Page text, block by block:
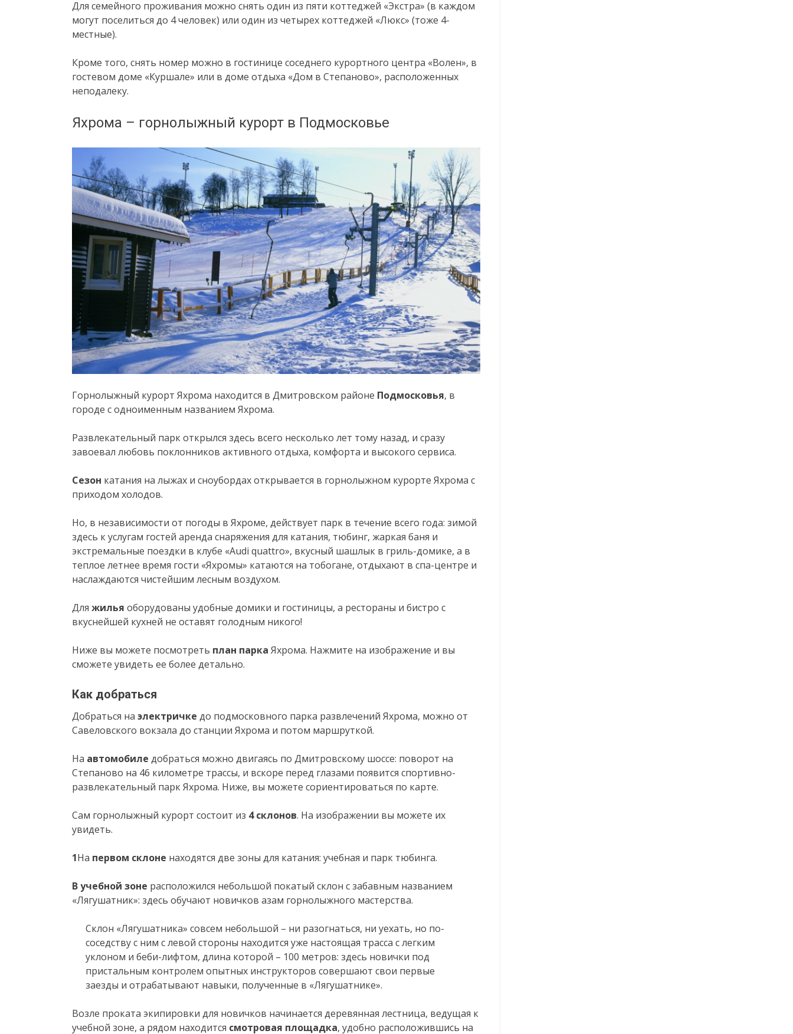
Для семейного проживания можно снять один из пяти коттеджей «Экстра» (в каждом
могут поселиться до 4 человек) или один из четырех коттеджей «Люкс» (тоже 4-
местные).
Кроме того, снять номер можно в гостинице соседнего курортного центра «Волен», в
гостевом доме «Куршале» или в доме отдыха «Дом в Степаново», расположенных
неподалеку.
Яхрома – горнолыжный курорт в Подмосковье
Горнолыжный курорт Яхрома находится в Дмитровском районе Подмосковья, в
городе с одноименным названием Яхрома.
Развлекательный парк открылся здесь всего несколько лет тому назад, и сразу
завоевал любовь поклонников активного отдыха, комфорта и высокого сервиса.
Сезон катания на лыжах и сноубордах открывается в горнолыжном курорте Яхрома с
приходом холодов.
Но, в независимости от погоды в Яхроме, действует парк в течение всего года: зимой
здесь к услугам гостей аренда снаряжения для катания, тюбинг, жаркая баня и
экстремальные поездки в клубе «Audi quattro», вкусный шашлык в гриль-домике, а в
теплое летнее время гости «Яхромы» катаются на тобогане, отдыхают в спа-центре и
наслаждаются чистейшим лесным воздухом.
Для жилья оборудованы удобные домики и гостиницы, а рестораны и бистро с
вкуснейшей кухней не оставят голодным никого!
Ниже вы можете посмотреть план парка Яхрома. Нажмите на изображение и вы
сможете увидеть ее более детально.
Как добраться
Добраться на электричке до подмосковного парка развлечений Яхрома, можно от
Савеловского вокзала до станции Яхрома и потом маршруткой.
На автомобиле добраться можно двигаясь по Дмитровскому шоссе: поворот на
Степаново на 46 километре трассы, и вскоре перед глазами появится спортивно-
развлекательный парк Яхрома. Ниже, вы можете сориентироваться по карте.
Сам горнолыжный курорт состоит из 4 склонов. На изображении вы можете их
увидеть.
1На первом склоне находятся две зоны для катания: учебная и парк тюбинга.
В учебной зоне расположился небольшой покатый склон с забавным названием
«Лягушатник»: здесь обучают новичков азам горнолыжного мастерства.
Склон «Лягушатника» совсем небольшой – ни разогнаться, ни уехать, но по-
соседству с ним с левой стороны находится уже настоящая трасса с легким
уклоном и беби-лифтом, длина которой – 100 метров: здесь новички под
пристальным контролем опытных инструкторов совершают свои первые
заезды и отрабатывают навыки, полученные в «Лягушатнике».
Возле проката экипировки для новичков начинается деревянная лестница, ведущая к
учебной зоне, а рядом находится смотровая площадка, удобно расположившись на